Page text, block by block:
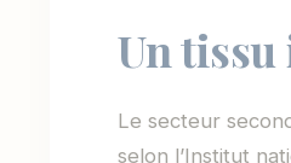
Un
Le secteur
selon l’Institut